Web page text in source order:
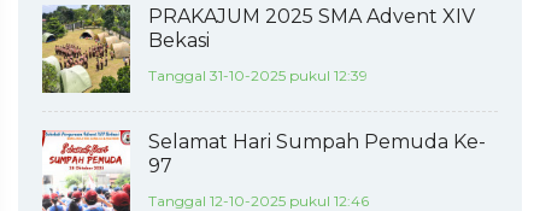
PRAKAJUM 2025 SMA Advent XIV
Bekasi
Tanggal 31-10-2025 pukul 12:39
Selamat Hari Sumpah Pemuda Ke-
97
Tanggal 12-10-2025 pukul 12:46